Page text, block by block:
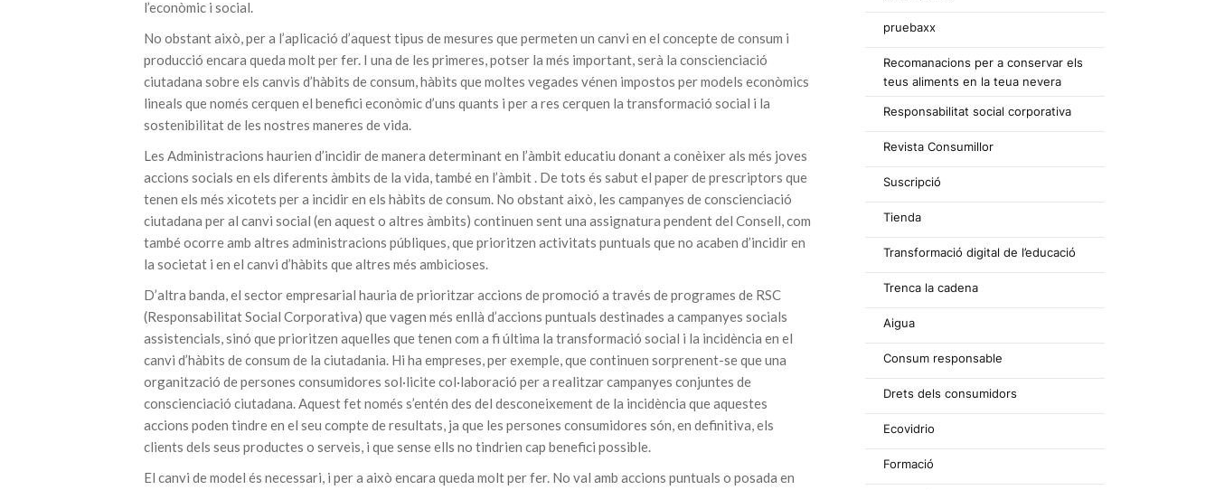
l’econòmic i social.
No obstant això, per a l’aplicació d’aquest tipus de mesures que permeten un canvi en el concepte de consum i
producció encara queda molt per fer. I una de les primeres, potser la més important, serà la conscienciació
ciutadana sobre els canvis d’hàbits de consum, hàbits que moltes vegades vénen impostos per models econòmics
lineals que només cerquen el benefici econòmic d’uns quants i per a res cerquen la transformació social i la
sostenibilitat de les nostres maneres de vida.
Les Administracions haurien d’incidir de manera determinant en l’àmbit educatiu donant a conèixer als més joves
accions socials en els diferents àmbits de la vida, també en l’àmbit . De tots és sabut el paper de prescriptors que
tenen els més xicotets per a incidir en els hàbits de consum. No obstant això, les campanyes de conscienciació
ciutadana per al canvi social (en aquest o altres àmbits) continuen sent una assignatura pendent del Consell, com
també ocorre amb altres administracions públiques, que prioritzen activitats puntuals que no acaben d’incidir en
la societat i en el canvi d’hàbits que altres més ambicioses.
D’altra banda, el sector empresarial hauria de prioritzar accions de promoció a través de programes de RSC
(Responsabilitat Social Corporativa) que vagen més enllà d’accions puntuals destinades a campanyes socials
assistencials, sinó que prioritzen aquelles que tenen com a fi última la transformació social i la incidència en el
canvi d’hàbits de consum de la ciutadania. Hi ha empreses, per exemple, que continuen sorprenent-se que una
organització de persones consumidores sol·licite col·laboració per a realitzar campanyes conjuntes de
conscienciació ciutadana. Aquest fet només s’entén des del desconeixement de la incidència que aquestes
accions poden tindre en el seu compte de resultats, ja que les persones consumidores són, en definitiva, els
clients dels seus productes o serveis, i que sense ells no tindrien cap benefici possible.
El canvi de model és necessari, i per a això encara queda molt per fer. No val amb accions puntuals o posada en
pruebaxx
Recomanacions per a conservar els
teus aliments en la teua nevera
Responsabilitat social corporativa
Revista Consumillor
Suscripció
Tienda
Transformació digital de l’educació
Trenca la cadena
Aigua
Consum responsable
Drets dels consumidors
Ecovidrio
Formació